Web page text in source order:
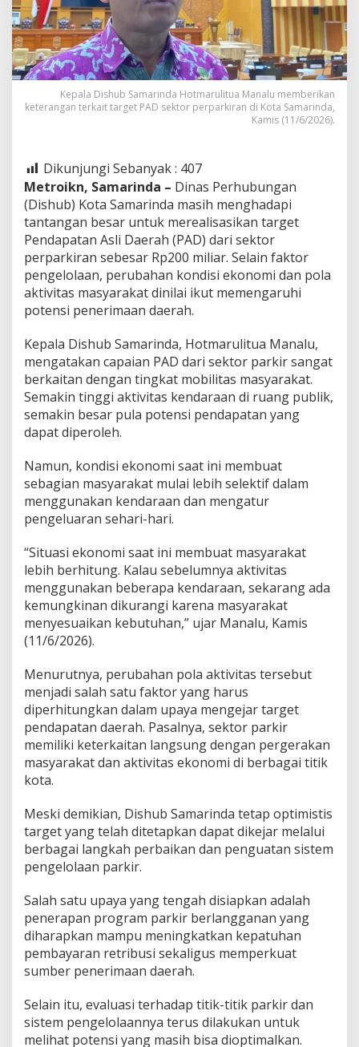
Kepala Dishub Samarinda Hotmarulitua Manalu memberikan
keterangan terkait target PAD sektor perparkiran di Kota Samarinda,
Kamis (11/6/2026).
Dikunjungi Sebanyak : 407
Metroikn, Samarinda – Dinas Perhubungan
(Dishub) Kota Samarinda masih menghadapi
tantangan besar untuk merealisasikan target
Pendapatan Asli Daerah (PAD) dari sektor
perparkiran sebesar Rp200 miliar. Selain faktor
pengelolaan, perubahan kondisi ekonomi dan pola
aktivitas masyarakat dinilai ikut memengaruhi
potensi penerimaan daerah.
Kepala Dishub Samarinda, Hotmarulitua Manalu,
mengatakan capaian PAD dari sektor parkir sangat
berkaitan dengan tingkat mobilitas masyarakat.
Semakin tinggi aktivitas kendaraan di ruang publik,
semakin besar pula potensi pendapatan yang
dapat diperoleh.
Namun, kondisi ekonomi saat ini membuat
sebagian masyarakat mulai lebih selektif dalam
menggunakan kendaraan dan mengatur
pengeluaran sehari-hari.
“Situasi ekonomi saat ini membuat masyarakat
lebih berhitung. Kalau sebelumnya aktivitas
menggunakan beberapa kendaraan, sekarang ada
kemungkinan dikurangi karena masyarakat
menyesuaikan kebutuhan,” ujar Manalu, Kamis
(11/6/2026).
Menurutnya, perubahan pola aktivitas tersebut
menjadi salah satu faktor yang harus
diperhitungkan dalam upaya mengejar target
pendapatan daerah. Pasalnya, sektor parkir
memiliki keterkaitan langsung dengan pergerakan
masyarakat dan aktivitas ekonomi di berbagai titik
kota.
Meski demikian, Dishub Samarinda tetap optimistis
target yang telah ditetapkan dapat dikejar melalui
berbagai langkah perbaikan dan penguatan sistem
pengelolaan parkir.
Salah satu upaya yang tengah disiapkan adalah
penerapan program parkir berlangganan yang
diharapkan mampu meningkatkan kepatuhan
pembayaran retribusi sekaligus memperkuat
sumber penerimaan daerah.
Selain itu, evaluasi terhadap titik-titik parkir dan
sistem pengelolaannya terus dilakukan untuk
melihat potensi yang masih bisa dioptimalkan.